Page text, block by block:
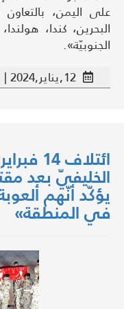
على اليمن، بالتعاون
البحرين، كندا، هولندا،
الجنوبيّة».
12,يناير,2024 |
ائتلاف 14
الخليفيّ بعد
يؤكّد أنّهم
في المنطقة»